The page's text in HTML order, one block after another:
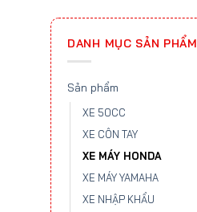
DANH MỤC SẢN PHẨM
Sản phẩm
XE 50CC
XE CÔN TAY
XE MÁY HONDA
XE MÁY YAMAHA
XE NHẬP KHẨU